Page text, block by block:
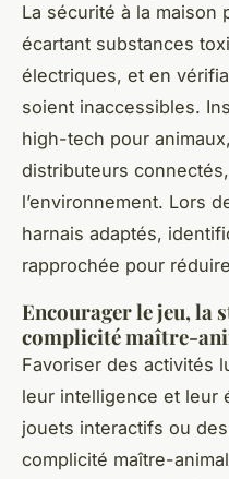
La sécurité à la maison
écartant substances
électriques, et en
soient inaccessibles.
high-tech pour
distributeurs
l’environnement. Lors
harnais adaptés,
rapprochée pour
Encourager le jeu, la
complicité maître-
Favoriser des activités
leur intelligence et leur
jouets interactifs ou
complicité maître-